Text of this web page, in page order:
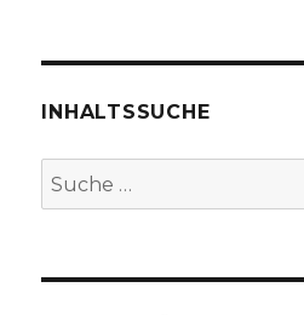
INHALTSSUCHE
Suche
nach: